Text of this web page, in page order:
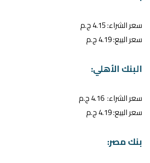
سعر الشراء: 4.15 ج.م
سعر البيع: 4.19 ج.م
البنك الأهلي:
سعر الشراء: 4.16 ج.م
سعر البيع: 4.19 ج.م
بنك مصر: